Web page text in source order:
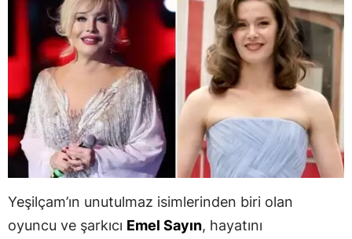
Yeşilçam’ın unutulmaz isimlerinden biri olan
oyuncu ve şarkıcı Emel Sayın, hayatını